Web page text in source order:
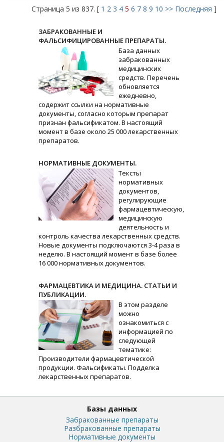
Страница 5 из 837. [ 1 2 3 4 5 6 7 8 9 10 >> Последняя ]
ЗАБРАКОВАННЫЕ И
ФАЛЬСИФИЦИРОВАННЫЕ ПРЕПАРАТЫ.
База данных
забракованных
медицинских
средств. Перечень
обновляется
ежедневно,
содержит ссылки на нормативные
документы, согласно которым препарат
признан фальсификатом. В настоящий
момент в базе около 25 000 лекарственных
препаратов.
НОРМАТИВНЫЕ ДОКУМЕНТЫ.
Тексты
нормативных
документов,
регулирующие
фармацевтическую,
медицинскую
деятельность и
контроль качества лекарственных средств.
Новые документы подключаются 3-4 раза в
неделю. В настоящий момент в базе более
16 000 нормативных документов.
ФАРМАЦЕВТИКА И МЕДИЦИНА. СТАТЬИ И
ПУБЛИКАЦИИ.
В этом разделе
можно
ознакомиться с
информацией по
следующей
тематике:
Производители фармацевтической
продукции. Фальсификаты. Подделка
лекарственных препаратов.
Базы данных
Забракованные препараты
Разбракованные препараты
Нормативные документы